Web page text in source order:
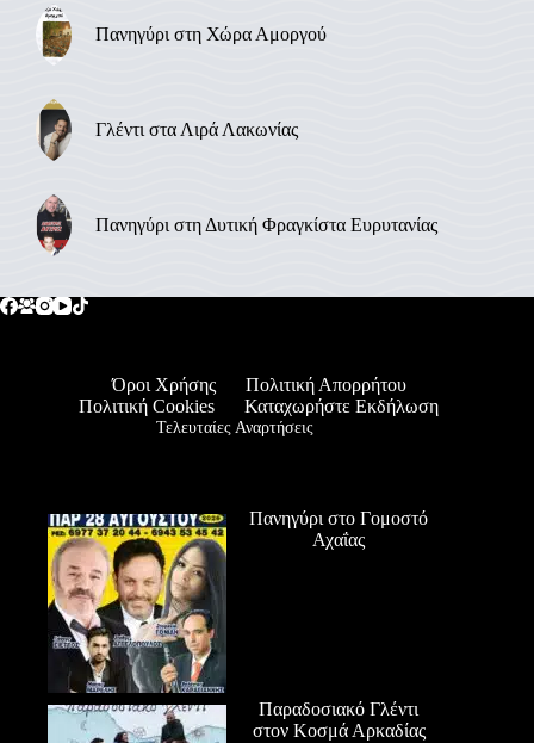
Πανηγύρι στη Χώρα Αμοργού
Γλέντι στα Λιρά Λακωνίας
Πανηγύρι στη Δυτική Φραγκίστα Ευρυτανίας
Όροι Χρήσης
Πολιτική Απορρήτου
Πολιτική Cookies
Καταχωρήστε Εκδήλωση
Τελευταίες Αναρτήσεις
Πανηγύρι στο Γομοστό
Αχαΐας
Παραδοσιακό Γλέντι
στον Κοσμά Αρκαδίας